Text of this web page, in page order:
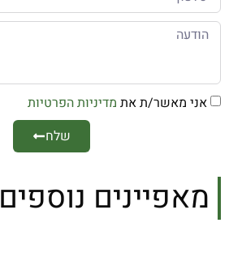
אני מאשר/ת את מדיניות הפרטיות
שלח
מאפיינים נוספים